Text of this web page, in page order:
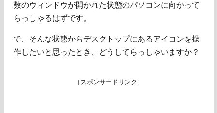
数のウィンドウが開かれた状態のパソコンに向かって
らっしゃるはずです。
で、そんな状態からデスクトップにあるアイコンを操
作したいと思ったとき、どうしてらっしゃいますか？
［スポンサードリンク］